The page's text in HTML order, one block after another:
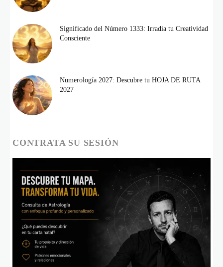
Significado del Número 1333: Irradia tu Creatividad
Consciente
Numerología 2027: Descubre tu HOJA DE RUTA
2027
CONTRATA SU SESIÓN